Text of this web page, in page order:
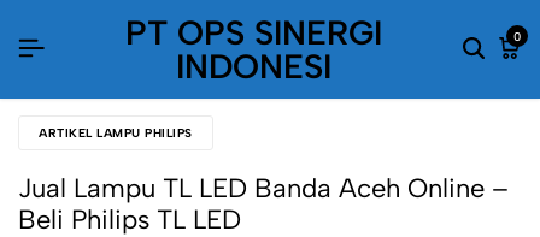
PT OPS SINERGI
INDONESI
0
ARTIKEL LAMPU PHILIPS
Jual Lampu TL LED Banda Aceh Online –
Beli Philips TL LED